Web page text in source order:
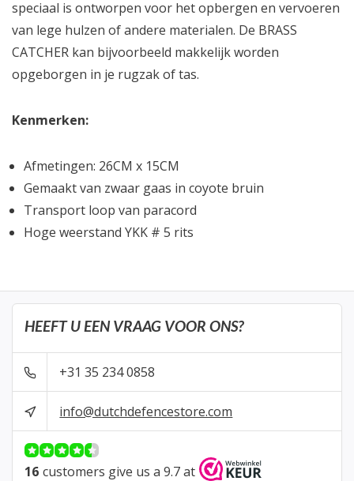
speciaal is ontworpen voor het opbergen en vervoeren
van lege hulzen of andere materialen. De BRASS
CATCHER kan bijvoorbeeld makkelijk worden
opgeborgen in je rugzak of tas.
Kenmerken:
Afmetingen: 26CM x 15CM
Gemaakt van zwaar gaas in coyote bruin
Transport loop van paracord
Hoge weerstand YKK # 5 rits
HEEFT U EEN VRAAG VOOR ONS?
+31 35 234 0858
info@dutchdefencestore.com
16 customers give us a 9.7 at